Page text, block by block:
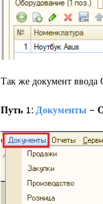
Так же документ
Путь 1:Документы–